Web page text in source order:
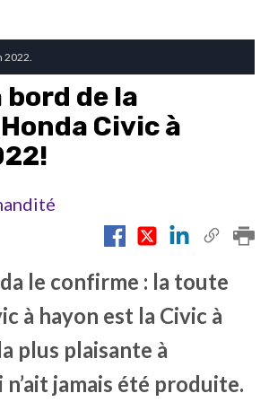
2022.
bord de la
Civic à
le confirme : la toute
à hayon est la Civic à
plus plaisante à
jamais été produite.